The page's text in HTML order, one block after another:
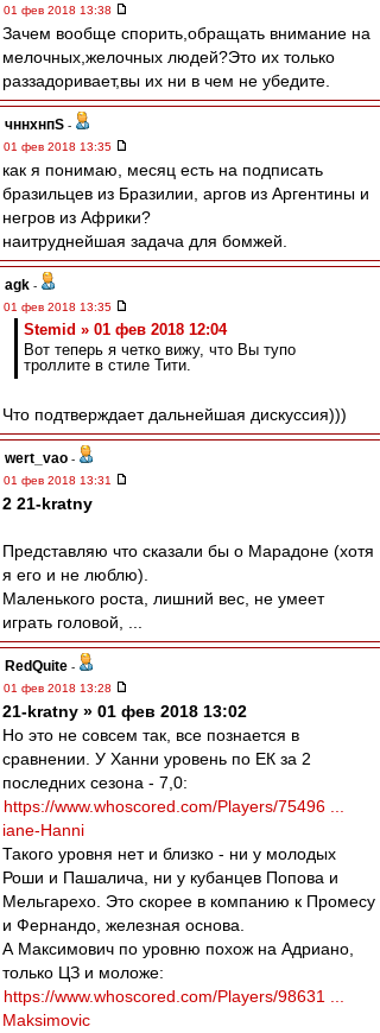
01 фев 2018 13:38
Зачем вообще спорить,обращать внимание на
мелочных,желочных людей?Это их только
раззадоривает,вы их ни в чем не убедите.
чннхнпS -
01 фев 2018 13:35
как я понимаю, месяц есть на подписать
бразильцев из Бразилии, аргов из Аргентины и
негров из Африки?
наитруднейшая задача для бомжей.
agk -
01 фев 2018 13:35
Stemid » 01 фев 2018 12:04
Вот теперь я четко вижу, что Вы тупо
троллите в стиле Тити.
Что подтверждает дальнейшая дискуссия)))
wert_vao -
01 фев 2018 13:31
2 21-kratny
Представляю что сказали бы о Марадоне (хотя
я его и не люблю).
Маленького роста, лишний вес, не умеет
играть головой, ...
RedQuite -
01 фев 2018 13:28
21-kratny » 01 фев 2018 13:02
Но это не совсем так, все познается в
сравнении. У Ханни уровень по ЕК за 2
последних сезона - 7,0:
https://www.whoscored.com/Players/75496 ...
iane-Hanni
Такого уровня нет и близко - ни у молодых
Роши и Пашалича, ни у кубанцев Попова и
Мельгарехо. Это скорее в компанию к Промесу
и Фернандо, железная основа.
А Максимович по уровню похож на Адриано,
только ЦЗ и моложе:
https://www.whoscored.com/Players/98631 ...
Maksimovic